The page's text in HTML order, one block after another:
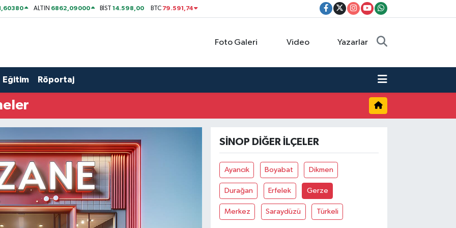
ALTIN 6862,09000 BİST14.598,00 BTC 79.591,74
Foto Galeri Video Yazarlar
Eğitim Röportaj
SINOP DIĞER İLÇELER
Ayancık Boyabat Dikmen
Durağan Erfelek Gerze
Merkez Saraydüzü Türkeli